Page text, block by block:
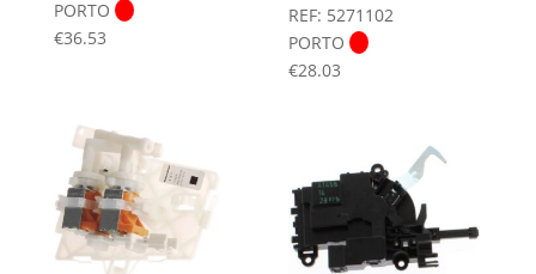
PORTO
€36.53
REF: 5271102
PORTO
€28.03